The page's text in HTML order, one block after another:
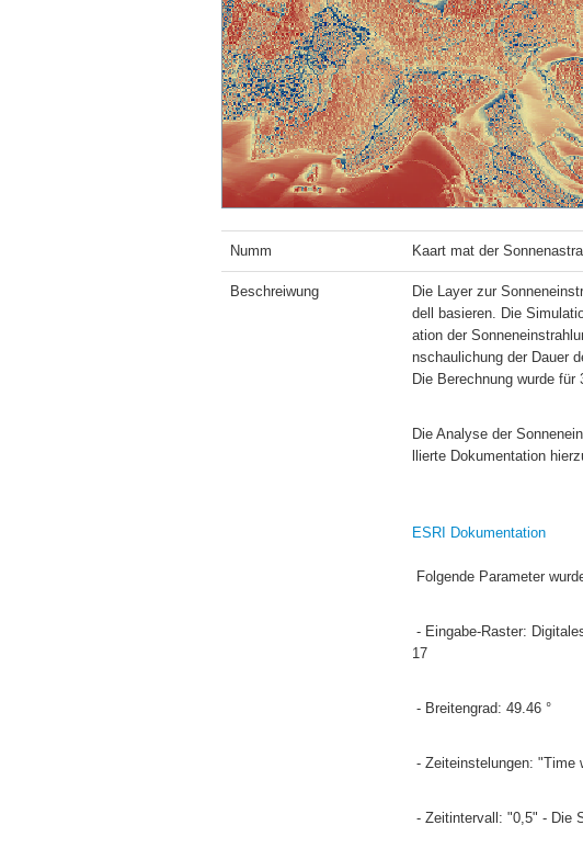
Numm Kaart mat der
Beschreiwung
Die Layer zur
dell basieren. Die
ation der
nschaulichung der Dauer
Die Berechnung wurde
Die Analyse der
llierte Dokumentation
ESRI Dokumentation
Folgende Parameter
17
- Breitengrad: 49.46 °
- Zeiteinstelungen: "Time
- Zeitintervall: "0,5" - Die